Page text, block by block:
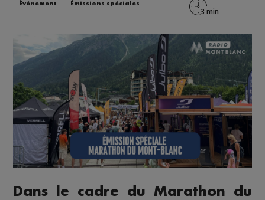
Événement
Émissions spéciales
Dans le cadre du Marathon du